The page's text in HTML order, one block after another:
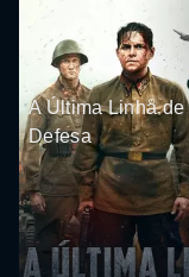
A Última Linha de
Defesa